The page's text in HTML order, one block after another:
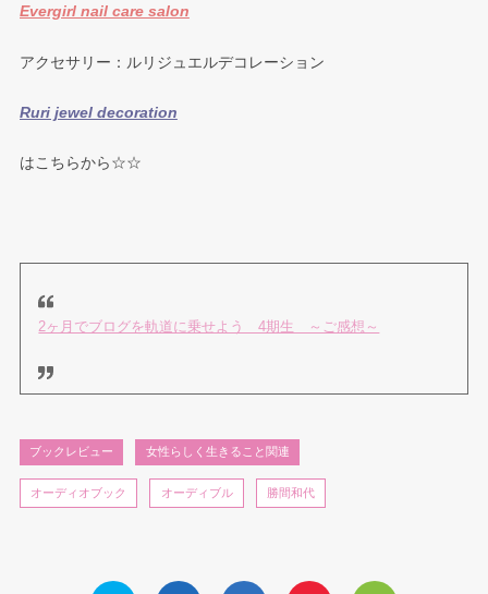
Evergirl nail care salon
アクセサリー：ルリジュエルデコレーション
Ruri jewel decoration
はこちらから☆☆
2ヶ月でブログを軌道に乗せよう 4期生 ～ご感想～
ブックレビュー 女性らしく生きること関連
オーディオブック オーディブル 勝間和代